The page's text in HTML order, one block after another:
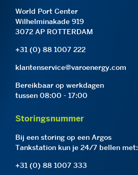
World Port Center
Wilhelminakade 919
3072 AP ROTTERDAM
+31 (0) 88 1007 222
klantenservice@varoenergy.com
Bereikbaar op werkdagen
tussen 08:00 - 17:00
Storingsnummer
Bij een storing op een Argos
Tankstation kun je 24/7 bellen met:
+31 (0) 88 1007 333